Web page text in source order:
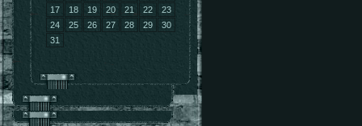
17
18 19 20 21 22
23
24
25 26 27 28 29
30
31